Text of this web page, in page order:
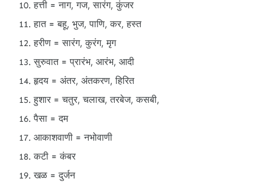
हत्ती = नाग, गज, सारंग, कुंजर
हात = बहू, भुज, पाणि, कर, हस्त
हरीण = सारंग, कुरंग, मृग
सुरुवात = प्रारंभ, आरंभ, आदी
हृदय = अंतर, अंतकरण, हिरित
हुशार = चतुर, चलाख, तरबेज, कसबी,
पैसा = दम
आकाशवाणी = नभोवाणी
कटी = कंबर
खळ = दुर्जन